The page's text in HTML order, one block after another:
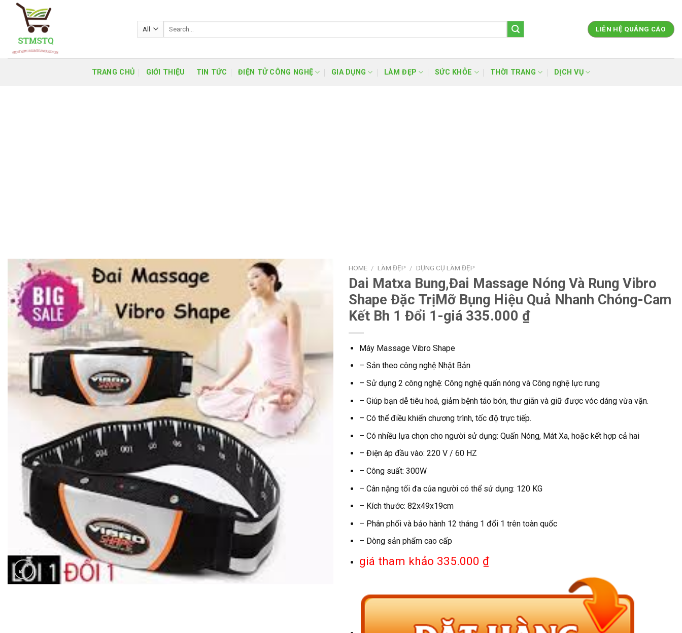
LIÊN HỆ QUẢNG CÁO
TRANG CHỦ GIỚI THIỆU TIN TỨC ĐIỆN TỬ CÔNG NGHỆ GIA DỤNG LÀM ĐẸP SỨC KHỎE THỜI TRANG DỊCH VỤ
HOME / LÀM ĐẸP / DỤNG CỤ LÀM ĐẸP
Dai Matxa Bung,Đai Massage Nóng Và Rung Vibro
Shape Đặc TrịMỡ Bụng Hiệu Quả Nhanh Chóng-Cam
Kết Bh 1 Đổi 1-giá 335.000 ₫
Máy Massage Vibro Shape
– Sản theo công nghệ Nhật Bản
– Sử dụng 2 công nghệ: Công nghệ quấn nóng và Công nghệ lực rung
– Giúp bạn dễ tiêu hoá, giảm bệnh táo bón, thư giãn và giữ được vóc dáng vừa vặn.
– Có thể điều khiển chương trình, tốc độ trực tiếp.
– Có nhiều lựa chọn cho người sử dụng: Quấn Nóng, Mát Xa, hoặc kết hợp cả hai
– Điện áp đầu vào: 220 V / 60 HZ
– Công suất: 300W
– Cân nặng tối đa của người có thể sử dụng: 120 KG
– Kích thước: 82x49x19cm
– Phân phối và bảo hành 12 tháng 1 đổi 1 trên toàn quốc
– Dòng sản phẩm cao cấp
giá tham khảo 335.000 ₫